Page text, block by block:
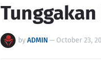
byADMIN— October 23,